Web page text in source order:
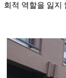
회적 역할을 잃지